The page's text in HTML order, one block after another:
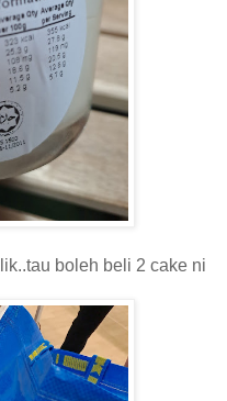
boleh beli 2 cake ni